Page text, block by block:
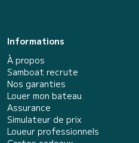
Informations
À propos
Samboat recrute
Nos garanties
Louer mon bateau
Assurance
Simulateur de prix
Loueur professionnels